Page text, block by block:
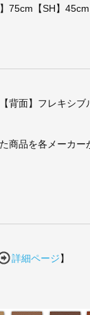
75cm【SH】45cm
背面】フレキシ
商品を各メーカー
詳細ページ】
2Pソファ